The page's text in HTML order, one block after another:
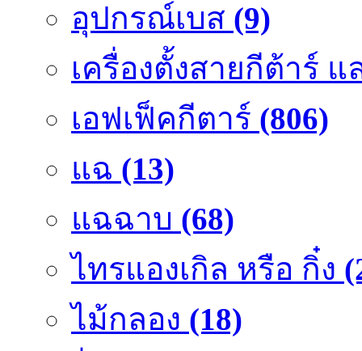
อุปกรณ์เบส (9)
เครื่องตั้งสายกีต้าร์ แ
เอฟเฟ็คกีตาร์ (806)
แฉ (13)
แฉฉาบ (68)
ไทรแองเกิล หรือ กิ๋ง
ไม้กลอง (18)